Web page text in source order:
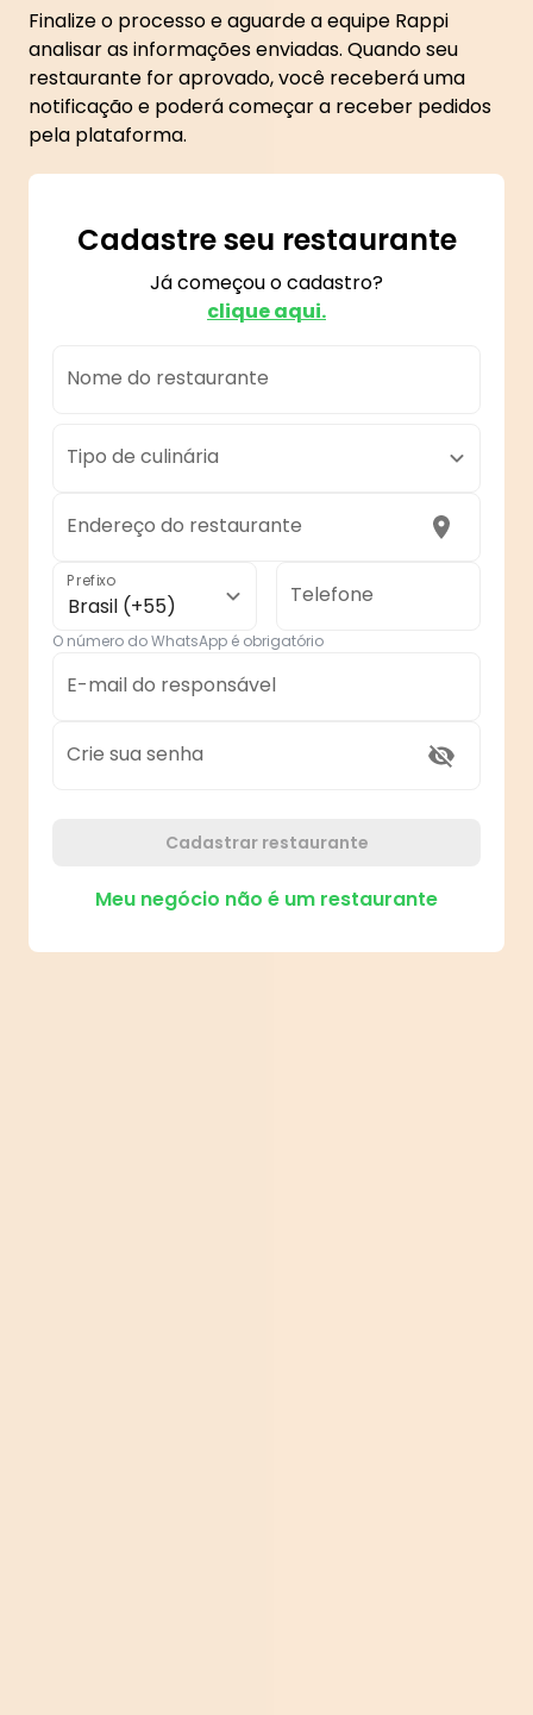
Finalize o processo e aguarde a equipe Rappi
analisar as informações enviadas. Quando seu
restaurante for aprovado, você receberá uma
notificação e poderá começar a receber pedidos
pela plataforma.
Cadastre seu restaurante
Já começou o cadastro?
clique aqui.
Nome do restaurante
Tipo de culinária
Endereço do restaurante
Prefixo
Brasil (+55) Telefone
O número do WhatsApp é obrigatório
E-mail do responsável
Crie sua senha
Cadastrar restaurante
Meu negócio não é um restaurante